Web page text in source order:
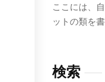
ここには、
ットの類を
検索